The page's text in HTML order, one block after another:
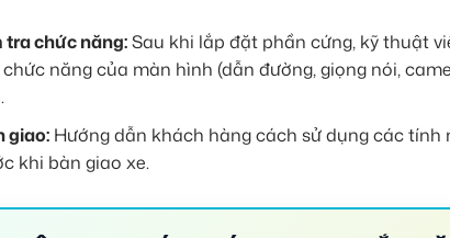
tra chức năng:Sau khi lắp đặt phần cứng, kỹ thuật
năng của màn hình (dẫn đường, giọng nói,
giao:Hướng dẫn khách hàng cách sử dụng các tính
khi bàn giao xe.